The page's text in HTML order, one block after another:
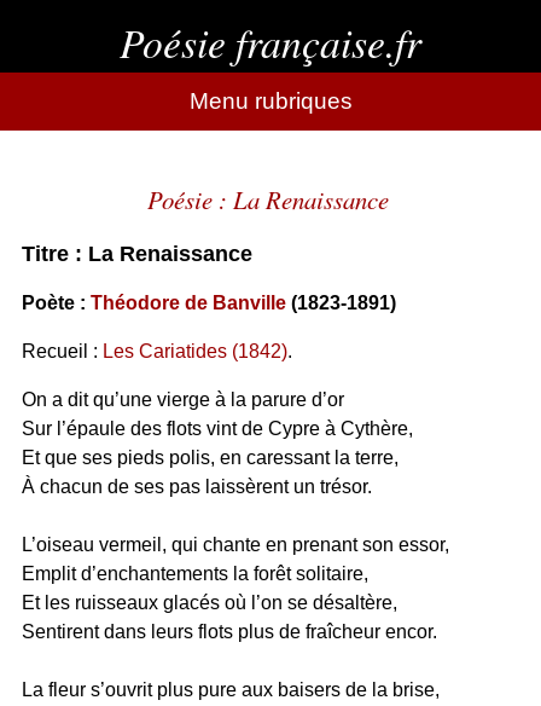
Poésie française.fr
Menu rubriques
Poésie : La Renaissance
Titre : La Renaissance
Poète : Théodore de Banville(1823-1891)
Recueil : Les Cariatides (1842).
On a dit qu’une vierge à la parure d’or
Sur l’épaule des flots vint de Cypre à Cythère,
Et que ses pieds polis, en caressant la terre,
À chacun de ses pas laissèrent un trésor.
L’oiseau vermeil, qui chante en prenant son essor,
Emplit d’enchantements la forêt solitaire,
Et les ruisseaux glacés où l’on se désaltère,
Sentirent dans leurs flots plus de fraîcheur encor.
La fleur s’ouvrit plus pure aux baisers de la brise,